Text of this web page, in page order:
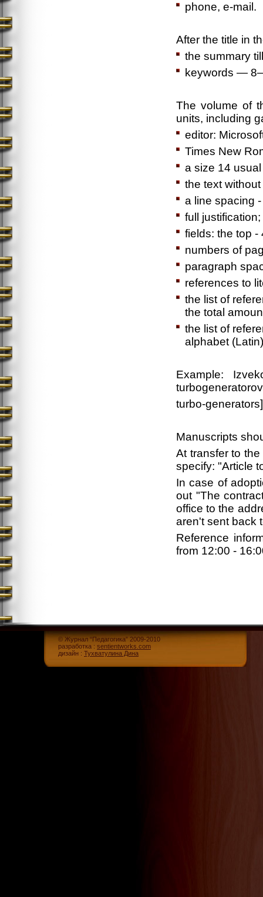
phone, e-mail.
After the title in
the summary
keywords —
The volume of
units, including
editor:
Times New
a size 14
the text
a line spacing
full justification;
fields: the top -
numbers of
paragraph
references to
the list of
the total
the list of
alphabet
Example:
turbo-
Manuscripts
At transfer to
specify: "Article
In case of
out "The
office to the
aren't sent back
Reference
from 12:00 -
© Журнал “Педагогика” 2009-2010
разработка : sentientworks.com
дизайн : Тухватулина Дина